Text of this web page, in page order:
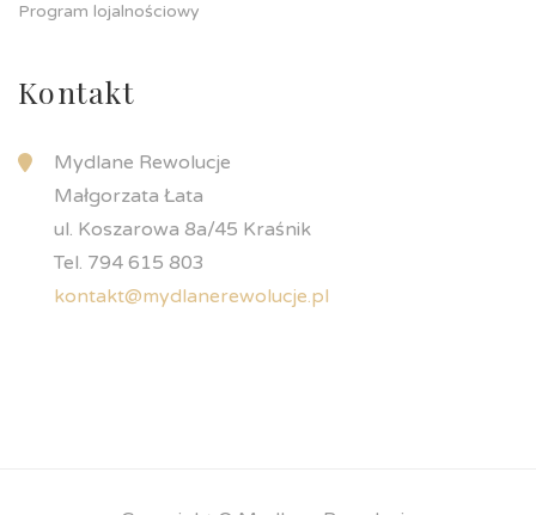
Program lojalnościowy
Kontakt
Mydlane Rewolucje
Małgorzata Łata
ul. Koszarowa 8a/45 Kraśnik
Tel. 794 615 803
kontakt@mydlanerewolucje.pl